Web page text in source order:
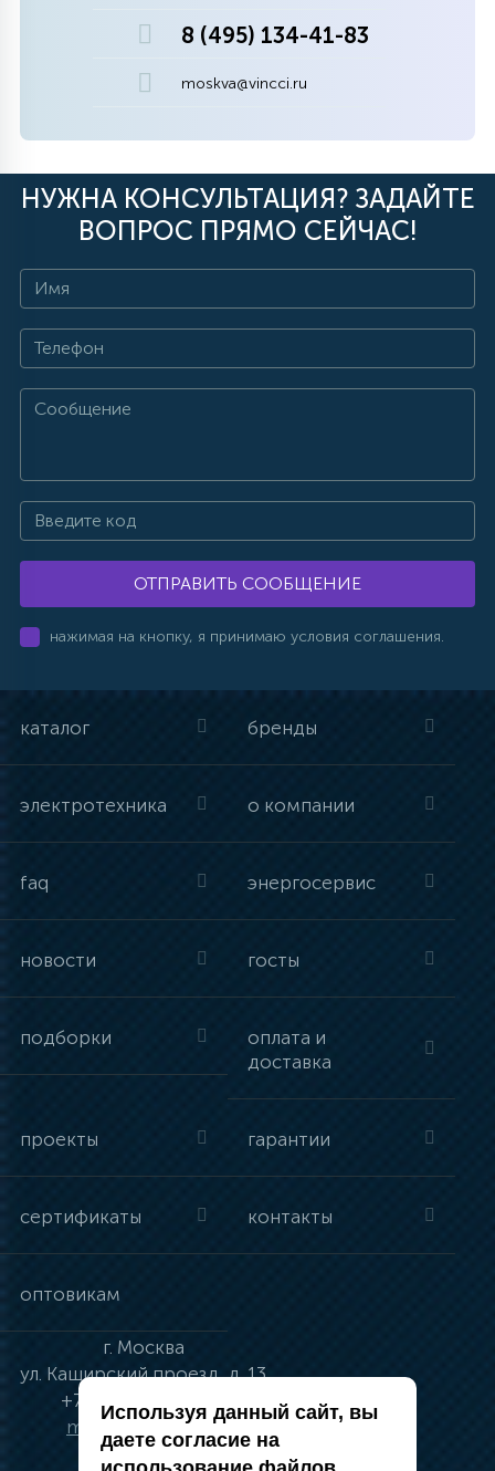
8 (495) 134-41-83
moskva@vincci.ru
НУЖНА КОНСУЛЬТАЦИЯ? ЗАДАЙТЕ
ВОПРОС ПРЯМО СЕЙЧАС!
ОТПРАВИТЬ СООБЩЕНИЕ
нажимая на кнопку, я принимаю условия соглашения.
каталог бренды
электротехника о компании
faq энергосервис
новости госты
подборки
оплата и
доставка
проекты гарантии
сертификаты контакты
оптовикам
г. Москва
ул. Каширский проезд, д. 13
+7 (495) 134-41-83
moskva@vincci.ru
Используя данный сайт, вы
даете согласие на